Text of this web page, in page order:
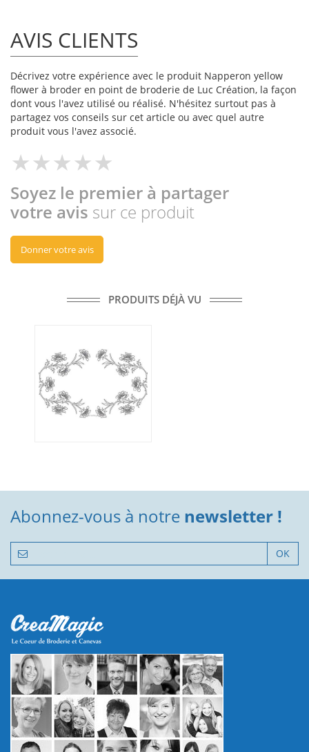
AVIS CLIENTS
Décrivez votre expérience avec le produit Napperon yellow
flower à broder en point de broderie de Luc Création, la façon
dont vous l'avez utilisé ou réalisé. N'hésitez surtout pas à
partagez vos conseils sur cet article ou avec quel autre
produit vous l'avez associé.
Soyez le premier à partager
votre avis sur ce produit
Donner votre avis
PRODUITS DÉJÀ VU
Abonnez-vous à notre newsletter !
OK